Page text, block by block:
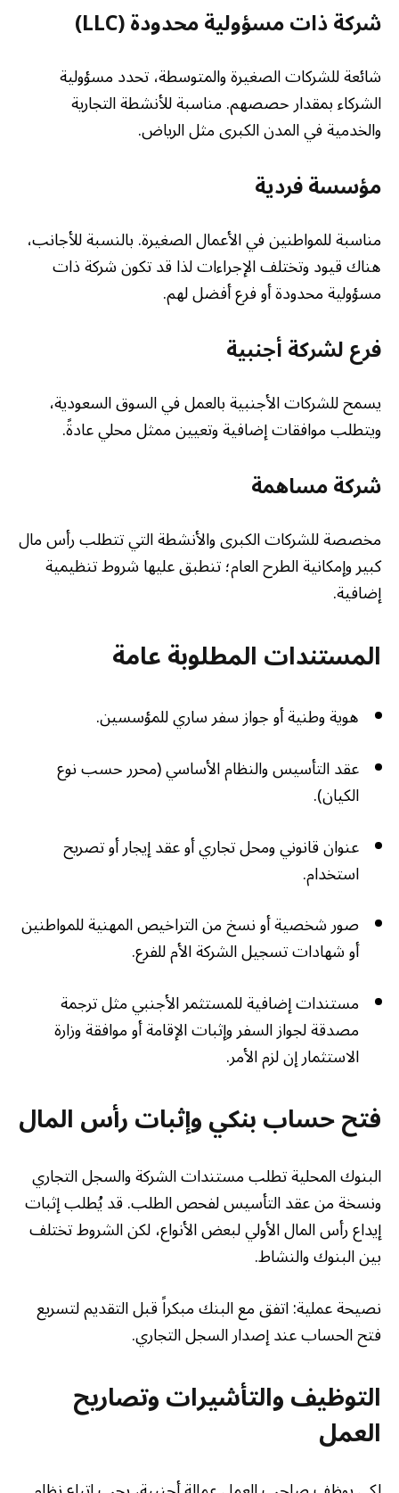
شركة ذات مسؤولية محدودة (LLC)
شائعة للشركات الصغيرة والمتوسطة، تحدد مسؤولية
الشركاء بمقدار حصصهم. مناسبة للأنشطة التجارية
والخدمية في المدن الكبرى مثل الرياض.
مؤسسة فردية
مناسبة للمواطنين في الأعمال الصغيرة. بالنسبة للأجانب،
هناك قيود وتختلف الإجراءات لذا قد تكون شركة ذات
مسؤولية محدودة أو فرع أفضل لهم.
فرع لشركة أجنبية
يسمح للشركات الأجنبية بالعمل في السوق السعودية،
ويتطلب موافقات إضافية وتعيين ممثل محلي عادةً.
شركة مساهمة
مخصصة للشركات الكبرى والأنشطة التي تتطلب رأس مال
كبير وإمكانية الطرح العام؛ تنطبق عليها شروط تنظيمية
إضافية.
المستندات المطلوبة عامة
هوية وطنية أو جواز سفر ساري للمؤسسين.
عقد التأسيس والنظام الأساسي (محرر حسب نوع
الكيان).
عنوان قانوني ومحل تجاري أو عقد إيجار أو تصريح
استخدام.
صور شخصية أو نسخ من التراخيص المهنية للمواطنين
أو شهادات تسجيل الشركة الأم للفرع.
مستندات إضافية للمستثمر الأجنبي مثل ترجمة
مصدقة لجواز السفر وإثبات الإقامة أو موافقة وزارة
الاستثمار إن لزم الأمر.
فتح حساب بنكي وإثبات رأس المال
البنوك المحلية تطلب مستندات الشركة والسجل التجاري
ونسخة من عقد التأسيس لفحص الطلب. قد يُطلب إثبات
إيداع رأس المال الأولي لبعض الأنواع، لكن الشروط تختلف
بين البنوك والنشاط.
نصيحة عملية: اتفق مع البنك مبكراً قبل التقديم لتسريع
فتح الحساب عند إصدار السجل التجاري.
التوظيف والتأشيرات وتصاريح
العمل